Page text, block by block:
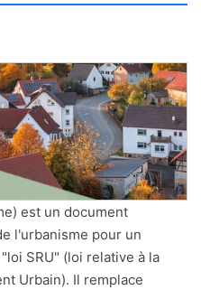
est un document
l'urbanisme pour un
SRU" (loi relative à la
Urbain). Il remplace